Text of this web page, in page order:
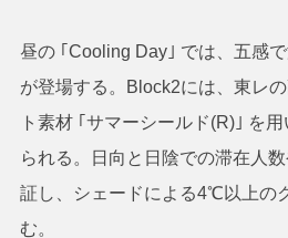
昼の ｢Cooling Day｣ では、五感
が登場する。Block2には、東レ
ト素材 ｢サマーシールド(R)｣ を
られる。日向と日陰での滞在人
証し、シェードによる4℃以上の
む。